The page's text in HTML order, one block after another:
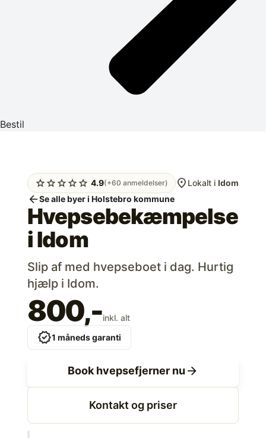
Bestil
starstarstarstarstar 4.9(+60 anmeldelser) location_on Lokalt i Idom
arrow_backSe alle byer i Holstebro kommune
Hvepsebekæmpelse
iIdom
Slip af med hvepseboet i dag. Hurtig
hjælp i Idom.
800,-inkl. alt
verified1 måneds garanti
Book hvepsefjerner nu arrow_forward
Kontakt og priser